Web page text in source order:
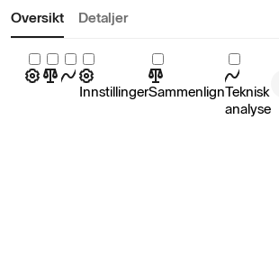
Oversikt Detaljer
InnstillingerSammenlignTeknisk
analyse